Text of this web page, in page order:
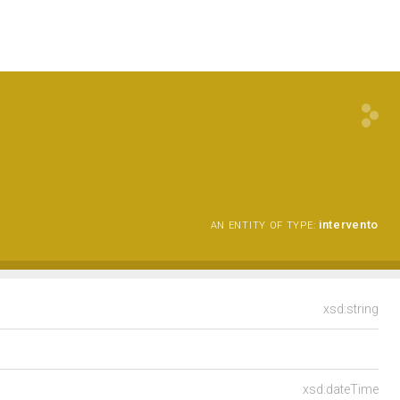
AN ENTITY OF TYPE: intervento
xsd:string
xsd:dateTime